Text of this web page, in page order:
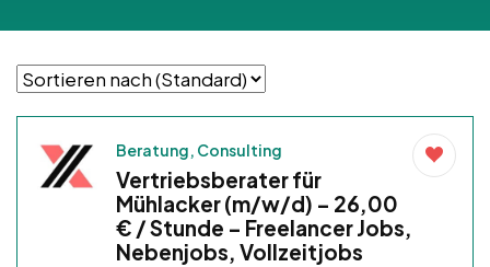
Beratung, Consulting
Vertriebsberater für
Mühlacker (m/w/d) – 26,00
€ / Stunde – Freelancer Jobs,
Nebenjobs, Vollzeitjobs